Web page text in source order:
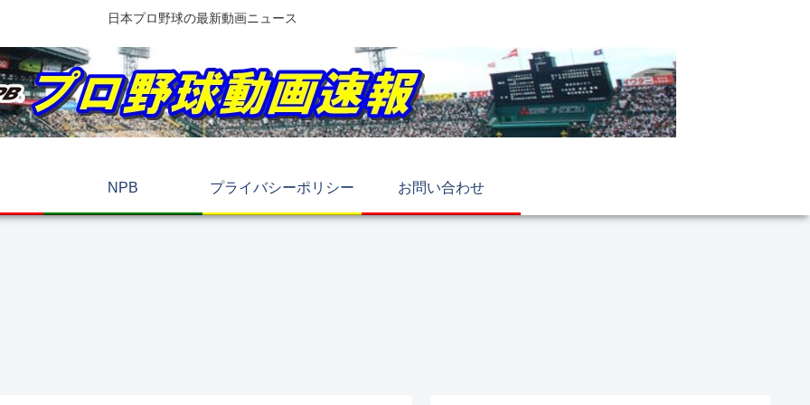
日本プロ野球の最新動画ニュース
NPB プライバシーポリシー お問い合わせ